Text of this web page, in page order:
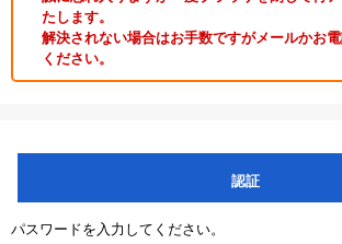
たします。
解決されない場合はお手数ですがメールかお
ください。
認証
パスワードを入力してください。